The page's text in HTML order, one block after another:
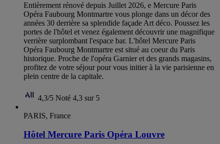
Entièrement rénové depuis Juillet 2026, e Mercure Paris
Opéra Faubourg Montmartre vous plonge dans un décor des
années 30 derrière sa splendide façade Art déco. Poussez les
portes de l'hôtel et venez également découvrir une magnifique
verrière surplombant l'espace bar. L'hôtel Mercure Paris
Opéra Faubourg Montmartre est situé au coeur du Paris
historique. Proche de l'opéra Garnier et des grands magasins,
profitez de votre séjour pour vous initier à la vie parisienne en
plein centre de la capitale.
4,3/5 Noté 4,3 sur 5
PARIS, France
Hôtel Mercure Paris Opéra Louvre